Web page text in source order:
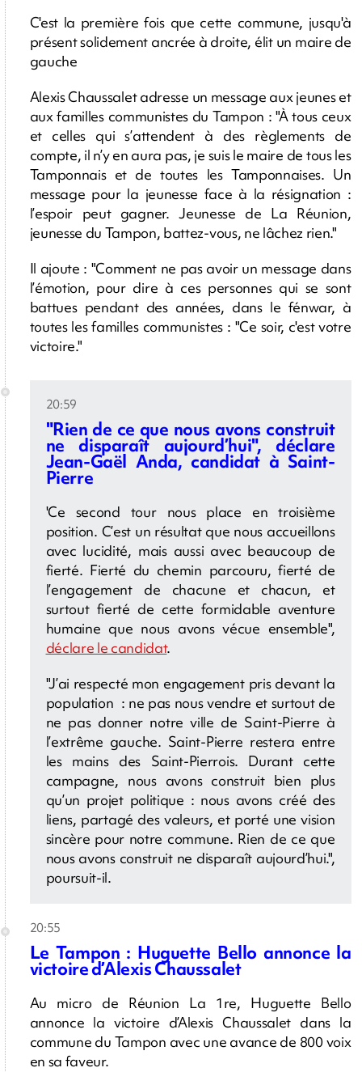
C'est la première fois que cette commune, jusqu'à
présent solidement ancrée à droite, élit un maire de
gauche
Alexis Chaussalet adresse un message aux jeunes et
aux familles communistes du Tampon : "À tous ceux
et celles qui s’attendent à des règlements de
compte, il n’y en aura pas, je suis le maire de tous les
Tamponnais et de toutes les Tamponnaises. Un
message pour la jeunesse face à la résignation :
l’espoir peut gagner. Jeunesse de La Réunion,
jeunesse du Tampon, battez-vous, ne lâchez rien."
Il ajoute : "Comment ne pas avoir un message dans
l’émotion, pour dire à ces personnes qui se sont
battues pendant des années, dans le fénwar, à
toutes les familles communistes : "Ce soir, c'est votre
victoire."
20:59
"Rien de ce que nous avons construit
ne disparaît aujourd’hui", déclare
Jean-Gaël Anda, candidat à Saint-
Pierre
'Ce second tour nous place en troisième
position. C’est un résultat que nous accueillons
avec lucidité, mais aussi avec beaucoup de
fierté. Fierté du chemin parcouru, fierté de
l’engagement de chacune et chacun, et
surtout fierté de cette formidable aventure
humaine que nous avons vécue ensemble",
déclare le candidat.
"J’ai respecté mon engagement pris devant la
population : ne pas nous vendre et surtout de
ne pas donner notre ville de Saint-Pierre à
l’extrême gauche. Saint-Pierre restera entre
les mains des Saint-Pierrois. Durant cette
campagne, nous avons construit bien plus
qu’un projet politique : nous avons créé des
liens, partagé des valeurs, et porté une vision
sincère pour notre commune. Rien de ce que
nous avons construit ne disparaît aujourd’hui.",
poursuit-il.
20:55
Le Tampon : Huguette Bello annonce la
victoire d’Alexis Chaussalet
Au micro de Réunion La 1re, Huguette Bello
annonce la victoire d’Alexis Chaussalet dans la
commune du Tampon avec une avance de 800 voix
en sa faveur.